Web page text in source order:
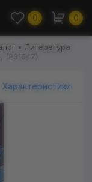
0 0
Литература
(231647)
Характеристики